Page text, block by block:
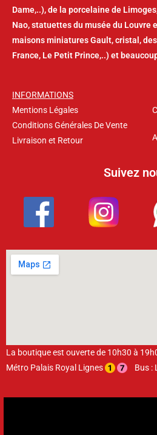
Dame,..), de la porcelaine de
Nao, statuettes du musée du Louvre
maisons miniatures Gault, cristal,
France, Le Petit Prince,..) et
INFORMATIONS
Mentions Légales
Conditions Générales De Vente
Livraison et Retour
Suivez
La boutique est ouverte de 10h30 à
Métro Palais Royal Lignes
Bus :